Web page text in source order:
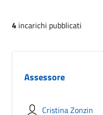
4 incarichi pubblicati
Assessore
Cristina Zonzin